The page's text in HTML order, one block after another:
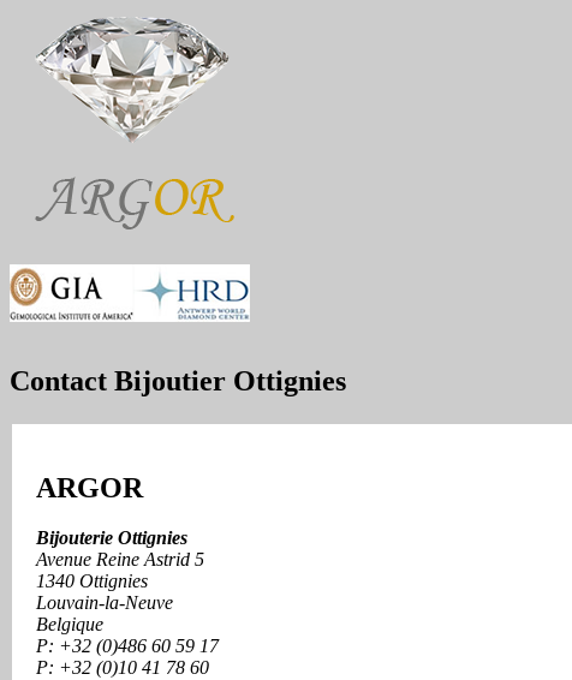
Contact Bijoutier Ottignies
ARGOR
Bijouterie Ottignies
Avenue Reine Astrid 5
1340 Ottignies
Louvain-la-Neuve
Belgique
P: +32 (0)486 60 59 17
P: +32 (0)10 41 78 60